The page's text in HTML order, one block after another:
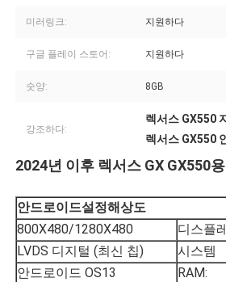
미러링크: 지원하다
구글 플레이 스토어: 지원하다
숫양: 8GB
강조하다:
렉서스 GX550
렉서스 GX550
2024년 이후 렉서스 GX GX550
안드로이드설정해상도
800X480/1280X480
디스플
LVDS 디지털 (최신 칩)
시스템
안드로이드 OS13
RAM: